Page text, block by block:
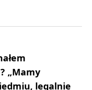
„Mamy
legalnie